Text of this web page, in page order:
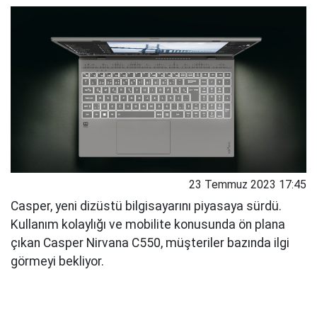
23 Temmuz 2023 17:45
Casper, yeni dizüstü bilgisayarını piyasaya sürdü.
Kullanım kolaylığı ve mobilite konusunda ön plana
çıkan Casper Nirvana C550, müşteriler bazında ilgi
görmeyi bekliyor.